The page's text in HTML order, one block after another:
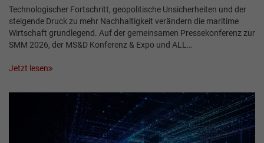
Technologischer Fortschritt, geopolitische Unsicherheiten und der
steigende Druck zu mehr Nachhaltigkeit verändern die maritime
Wirtschaft grundlegend. Auf der gemeinsamen Pressekonferenz zur
SMM 2026, der MS&D Konferenz & Expo und ALL…
Jetzt lesen